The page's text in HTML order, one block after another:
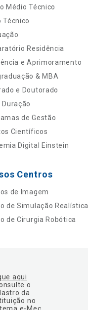
Médio Técnico
Técnico
Residência
e Aprimoramento
& MBA
e Doutorado
de Gestão
Científicos
Digital Einstein
Centros
de Imagem
de Simulação Realística
de Cirurgia Robótica
aqui
o
da
no